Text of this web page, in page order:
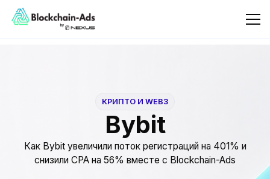
КРИПТО И WEB3
Bybit
Как Bybit увеличили поток регистраций на 401% и
снизили CPA на 56% вместе с Blockchain-Ads